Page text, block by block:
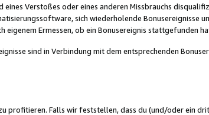
Verstoßes oder eines anderen Missbrauchs
sich wiederholende Bonusereignisse
Ermessen, ob ein Bonusereignis stattgefunden
sind in Verbindung mit dem entsprechenden
profitieren. Falls wir feststellen, dass du (und/oder ein